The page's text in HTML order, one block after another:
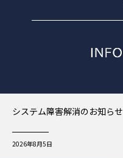
システム障害解消のお知らせ
2026年8月5日